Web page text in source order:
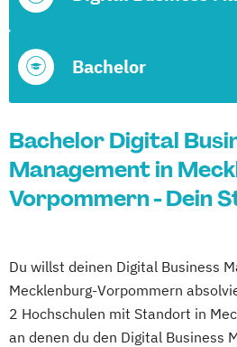
Bachelor
Bachelor Digital
Management in
Vorpommern - Dein
Du willst deinen Digital Business
Mecklenburg-Vorpommern
2 Hochschulen mit Standort in
an denen du den Digital Business